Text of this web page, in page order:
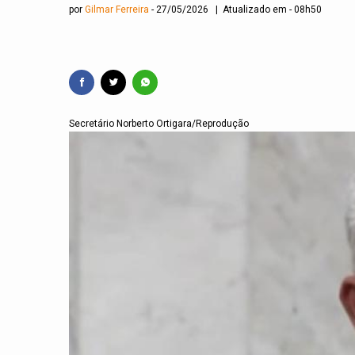
por Gilmar Ferreira 27/05/2026 | Atualizado em - 08h50
Secretário Norberto Ortigara/Reprodução